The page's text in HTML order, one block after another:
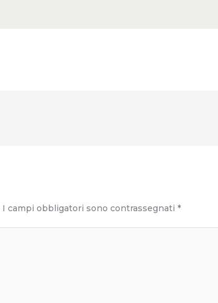
I campi obbligatori sono contrassegnati *